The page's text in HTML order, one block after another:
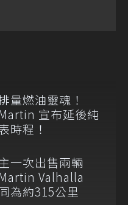
量燃油靈魂！
宣布延後純
時程！
一次出售兩輛
Valhalla
為約315公里